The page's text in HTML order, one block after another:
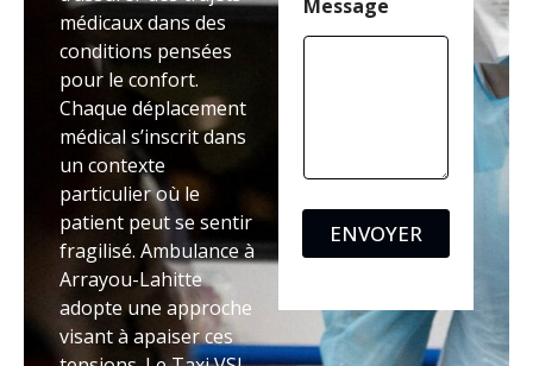
médicaux dans des
conditions pensées
pour le confort.
Chaque déplacement
médical s’inscrit dans
un contexte
particulier où le
patient peut se sentir
fragilisé. Ambulance à
Arrayou-Lahitte
adopte une approche
visant à apaiser ces
Message
ENVOYER